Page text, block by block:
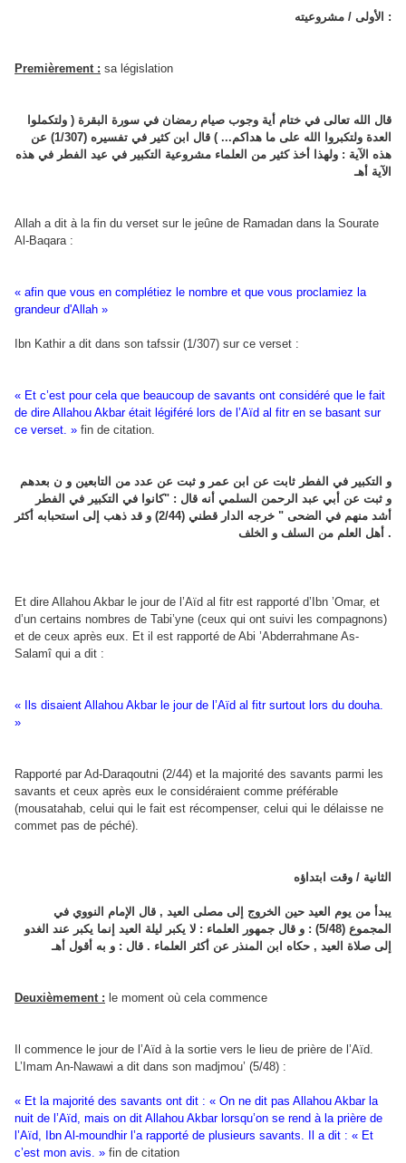
الأولى / مشروعيته :
Premièrement : sa législation
قال الله تعالى في ختام أية وجوب صيام رمضان في سورة البقرة ( ولتكملوا
العدة ولتكبروا الله على ما هداكم... ) قال ابن كثير في تفسيره (1/307) عن
هذه الآية : ولهذا أخذ كثير من العلماء مشروعية التكبير في عيد الفطر في هذه
الآية أهـ
Allah a dit à la fin du verset sur le jeûne de Ramadan dans la Sourate
Al-Baqara :
« afin que vous en complétiez le nombre et que vous proclamiez la
grandeur d'Allah »
Ibn Kathir a dit dans son tafssir (1/307) sur ce verset :
« Et c’est pour cela que beaucoup de savants ont considéré que le fait
de dire Allahou Akbar était légiféré lors de l’Aïd al fitr en se basant sur
ce verset. » fin de citation.
و التكبير في الفطر ثابت عن ابن عمر و ثبت عن عدد من التابعين و ن بعدهم
و ثبت عن أبي عبد الرحمن السلمي أنه قال : "كانوا في التكبير في الفطر
أشد منهم في الضحى " خرجه الدار قطني (2/44) و قد ذهب إلى استحبابه أكثر
أهل العلم من السلف و الخلف .
Et dire Allahou Akbar le jour de l’Aïd al fitr est rapporté d’Ibn ’Omar, et
d’un certains nombres de Tabi’yne (ceux qui ont suivi les compagnons)
et de ceux après eux. Et il est rapporté de Abi ’Abderrahmane As-
Salamî qui a dit :
« Ils disaient Allahou Akbar le jour de l’Aïd al fitr surtout lors du douha.
»
Rapporté par Ad-Daraqoutni (2/44) et la majorité des savants parmi les
savants et ceux après eux le considéraient comme préférable
(mousatahab, celui qui le fait est récompenser, celui qui le délaisse ne
commet pas de péché).
الثانية / وقت ابتداؤه
يبدأ من يوم العيد حين الخروج إلى مصلى العيد , قال الإمام النووي في
المجموع (5/48) : و قال جمهور العلماء : لا يكبر ليلة العيد إنما يكبر عند الغدو
إلى صلاة العيد , حكاه ابن المنذر عن أكثر العلماء . قال : و به أقول أهـ
Deuxièmement : le moment où cela commence
Il commence le jour de l’Aïd à la sortie vers le lieu de prière de l’Aïd.
L’Imam An-Nawawi a dit dans son madjmou’ (5/48) :
« Et la majorité des savants ont dit : « On ne dit pas Allahou Akbar la
nuit de l’Aïd, mais on dit Allahou Akbar lorsqu’on se rend à la prière de
l’Aïd, Ibn Al-moundhir l’a rapporté de plusieurs savants. Il a dit : « Et
c’est mon avis. » fin de citation